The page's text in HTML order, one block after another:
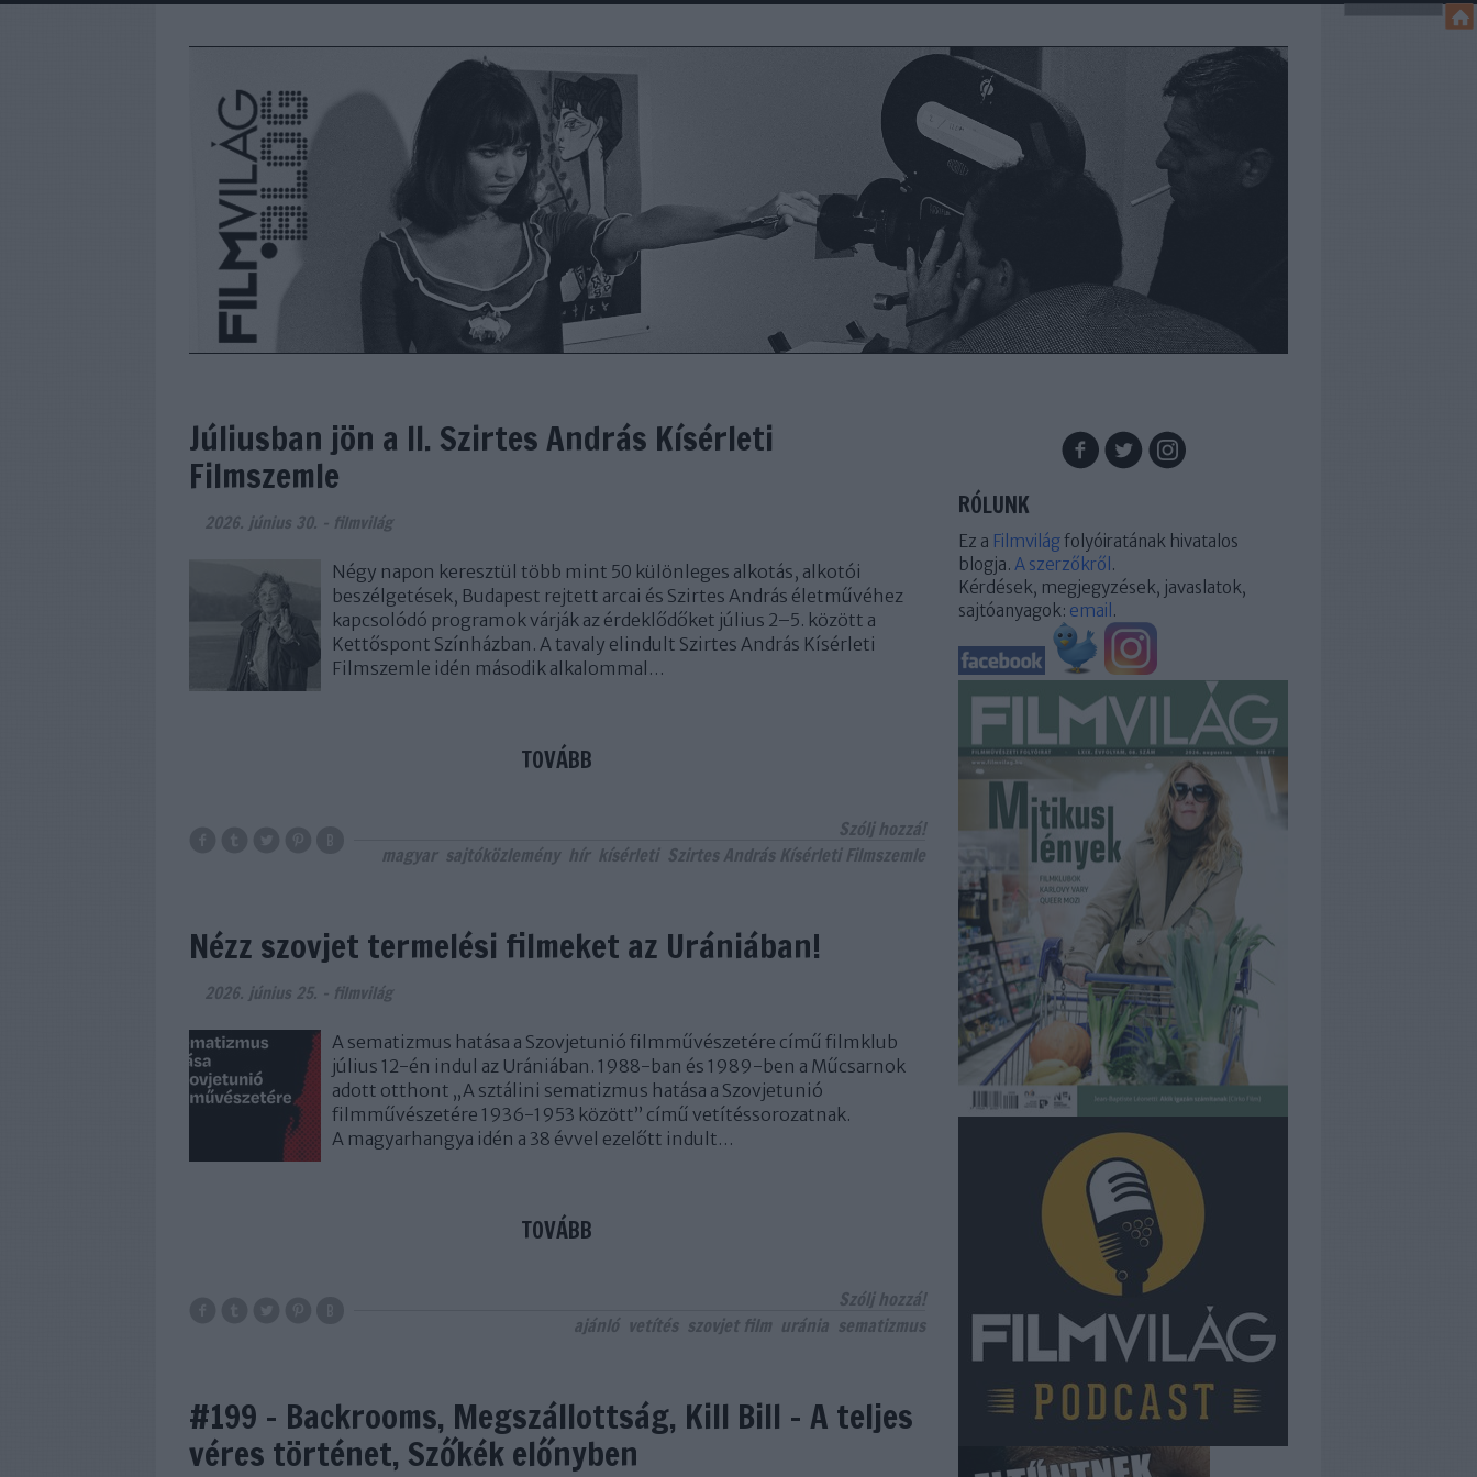
Júliusban jön a II. Szirtes András Kísérleti
Filmszemle
2026. június 30. - filmvilág
Négy napon keresztül több mint 50 különleges alkotás, alkotói
beszélgetések, Budapest rejtett arcai és Szirtes András életművéhez
kapcsolódó programok várják az érdeklődőket július 2–5. között a
Kettőspont Színházban. A tavaly elindult Szirtes András Kísérleti
Filmszemle idén második alkalommal…
TOVÁBB
Szólj hozzá!
magyar sajtóközlemény hír kísérleti Szirtes András Kísérleti Filmszemle
Nézz szovjet termelési filmeket az Urániában!
2026. június 25. - filmvilág
A sematizmus hatása a Szovjetunió filmművészetére című filmklub
július 12-én indul az Urániában. 1988-ban és 1989-ben a Műcsarnok
adott otthont „A sztálini sematizmus hatása a Szovjetunió
filmművészetére 1936-1953 között” című vetítéssorozatnak.
A magyarhangya idén a 38 évvel ezelőtt indult…
TOVÁBB
Szólj hozzá!
ajánló vetítés szovjet film uránia sematizmus
#199 - Backrooms, Megszállottság, Kill Bill – A teljes
véres történet, Szőkék előnyben
RÓLUNK
Ez a Filmvilágfolyóiratának hivatalos
blogja. A szerzőkről .
Kérdések, megjegyzések, javaslatok,
sajtóanyagok: email .